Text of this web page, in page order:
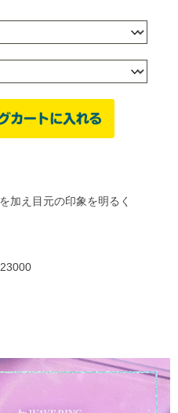
加え目元の印象を明るく